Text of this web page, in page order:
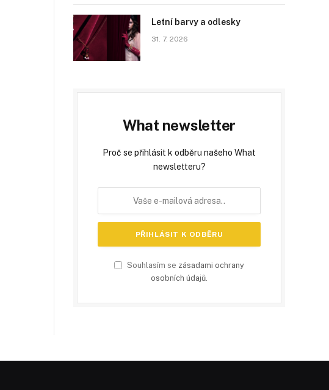
Letní barvy a odlesky
31. 7. 2026
What newsletter
Proč se přihlásit k odběru našeho What
newsletteru?
Souhlasím se zásadami ochrany
osobních údajů